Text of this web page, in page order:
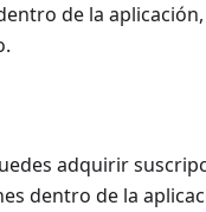
de la
adquirir
dentro de la